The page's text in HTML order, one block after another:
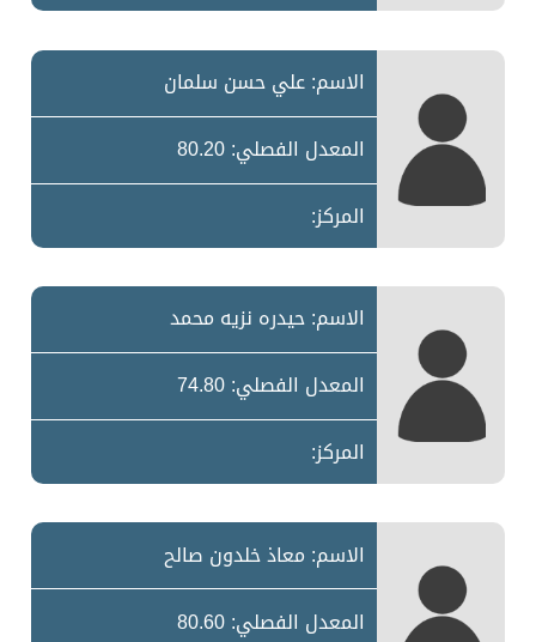
الاسم: علي حسن سلمان
المعدل الفصلي: 80.20
المركز:
الاسم: حيدره نزيه محمد
المعدل الفصلي: 74.80
المركز:
الاسم: معاذ خلدون صالح
المعدل الفصلي: 80.60